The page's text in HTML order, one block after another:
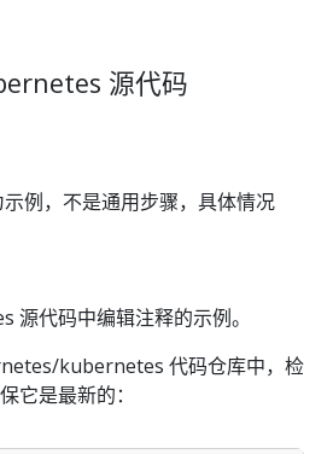
源代码
例，不是通用步骤，具体情况
源代码中编辑注释的示例。
kubernetes 代码仓库中，检
它是最新的：